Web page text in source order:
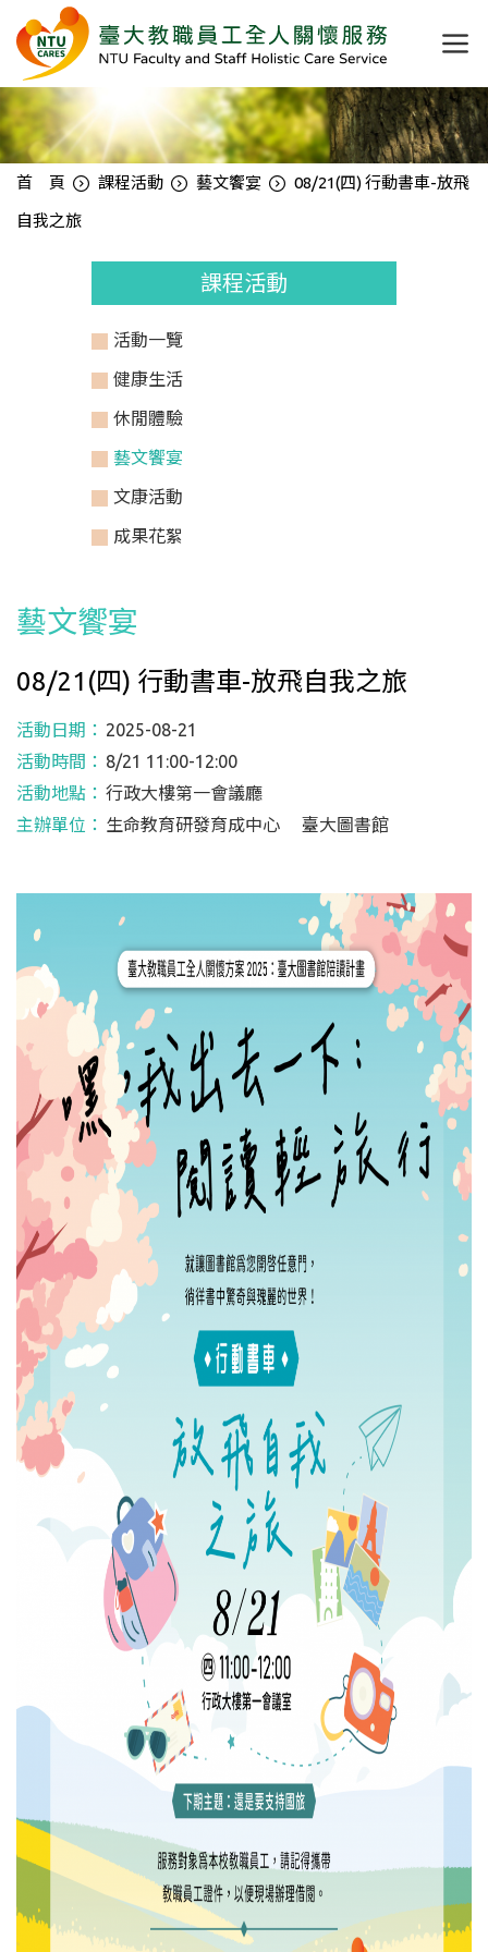
首 頁 課程活動 藝文饗宴 08/21(四) 行動書車-放飛
自我之旅
課程活動
活動一覽
健康生活
休閒體驗
藝文饗宴
文康活動
成果花絮
藝文饗宴
08/21(四) 行動書車-放飛自我之旅
活動日期： 2025-08-21
活動時間： 8/21 11:00-12:00
活動地點： 行政大樓第一會議廳
主辦單位： 生命教育研發育成中心 臺大圖書館